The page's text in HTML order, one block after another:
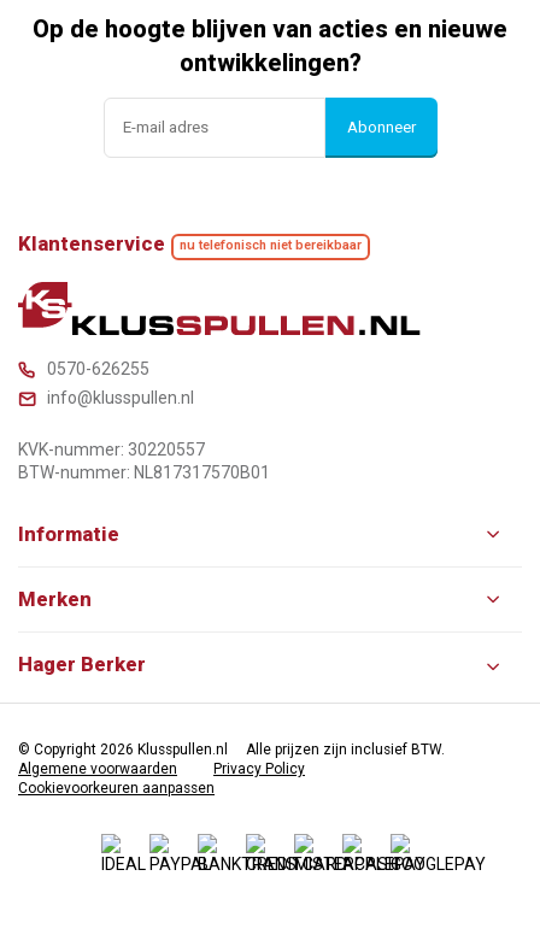
Op de hoogte blijven van acties en nieuwe
ontwikkelingen?
Abonneer
Klantenservice nu telefonisch niet bereikbaar
0570-626255
info@klusspullen.nl
KVK-nummer: 30220557
BTW-nummer: NL817317570B01
Informatie
Merken
Hager Berker
© Copyright 2026 Klusspullen.nl
Alle prijzen zijn inclusief BTW.
Algemene voorwaarden
Privacy Policy
Cookievoorkeuren aanpassen